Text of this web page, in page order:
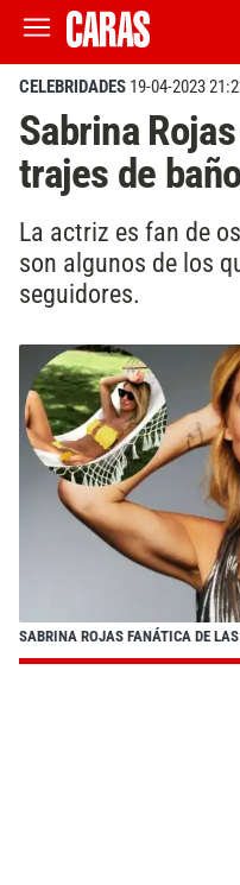
CELEBRIDADES 19-04-2023
Sabrina
trajes de
La actriz es fan de
son algunos de los
seguidores.
SABRINA ROJAS FANÁTICA DE